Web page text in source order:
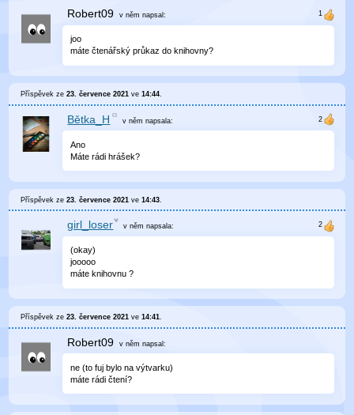
Robert09 v něm napsal:
joo
máte čtenářský průkaz do knihovny?
Příspěvek ze23. července 2021 ve14:44.
Bětka_H v němnapsala:
Ano
Máte rádi hrášek?
Příspěvek ze23. července 2021 ve14:43
girl_loser v něm napsala:
(okay)
jooooo
máte knihovnu ?
Příspěvek ze23. července 2021 ve14:41.
Robert09 v něm napsal:
ne (to fuj bylo na výtvarku)
máte rádi čtení?